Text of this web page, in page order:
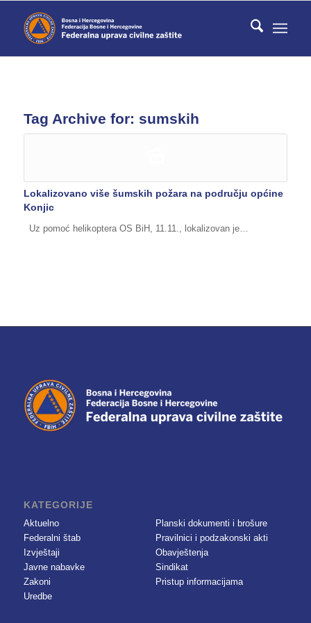
Tag Archive for: sumskih
Lokalizovano više šumskih požara na području općine
Konjic
Uz pomoć helikoptera OS BiH, 11.11., lokalizovan je…
KATEGORIJE
Aktuelno
Federalni štab
Izvještaji
Javne nabavke
Zakoni
Uredbe
Planski dokumenti i brošure
Pravilnici i podzakonski akti
Obavještenja
Sindikat
Pristup informacijama